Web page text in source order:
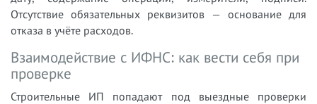
Отсутствие обязательных реквизитов — основание для
отказа в учёте расходов.
Взаимодействие с ИФНС: как вести себя при
проверке
Строительные ИП попадают под выездные проверки